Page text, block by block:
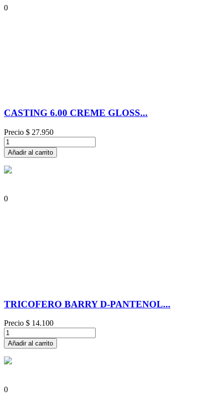
0
CASTING 6.00 CREME GLOSS...
Precio $ 27.950
Añadir al carrito
0
TRICOFERO BARRY D-PANTENOL...
Precio $ 14.100
Añadir al carrito
0